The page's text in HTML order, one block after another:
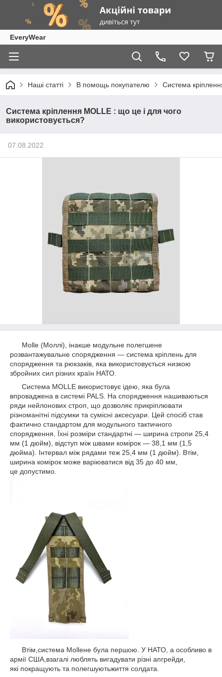
EveryWear
Наші статті В помощь покупателю Система
Система кріплення MOLLE : що це і для чого
використовується?
07.08.2022
Molle (Моллі),
інакше модульне полегшене
розвантажувальне спорядження — система кріплень для
спорядження та рюкзаків, яка використовується низкою
збройних сил різних країн НАТО.
Система MOLLE використовує ідею, яка була
впроваджена в системі PALS. На спорядження нашиваються
ряди нейлонових строп, що дозволяє прикріплювати
різноманітні підсумки та сумісні аксесуари. Цей спосіб став
фактично стандартом для модульного тактичного
спорядження, Їхні розміри стандартні — ширина стропи 25,4
мм (1 дюйм), відступ між швами комірок — 38,1 мм (1,5
дюйма). Інтервал між рядами теж 25,4 мм (1 дюйм). Втім,
ширина комірок може варіюватися від 35 до 40 мм,
це допустимо.
Втім,система Molleне була першою. У НАТО, а особливо в
армії США,взагалі люблять вигадувати різні апгрейди,
які покращують та полегшуютьжиття солдата.